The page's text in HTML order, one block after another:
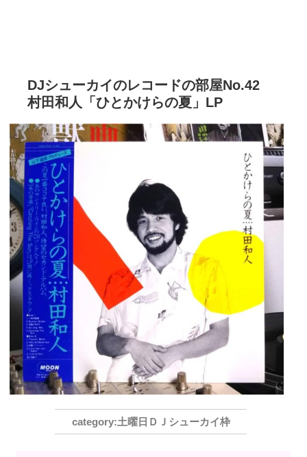
DJシューカイのレコードの部屋No.42
村田和人「ひとかけらの夏」LP
土曜日ＤＪシューカイ枠